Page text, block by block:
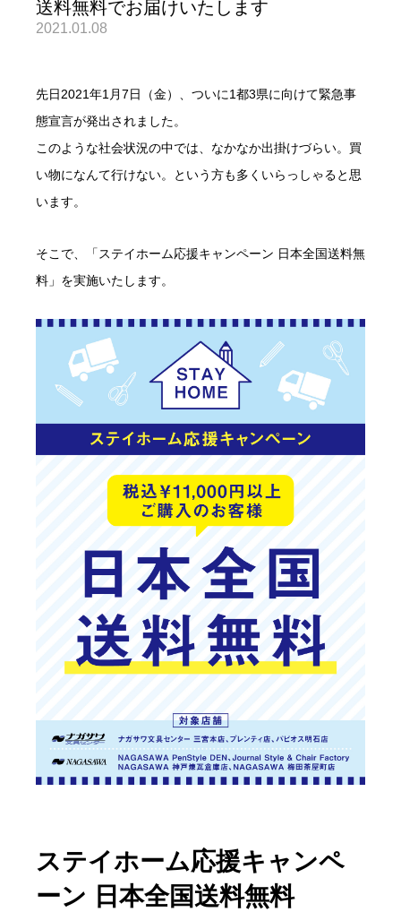
送料無料でお届けいたします
2021.01.08
先日2021年1月7日（金）、ついに1都3県に向けて緊急事
態宣言が発出されました。
このような社会状況の中では、なかなか出掛けづらい。買
い物になんて行けない。という方も多くいらっしゃると思
います。
そこで、「ステイホーム応援キャンペーン 日本全国送料無
料」を実施いたします。
ステイホーム応援キャンペ
ーン 日本全国送料無料